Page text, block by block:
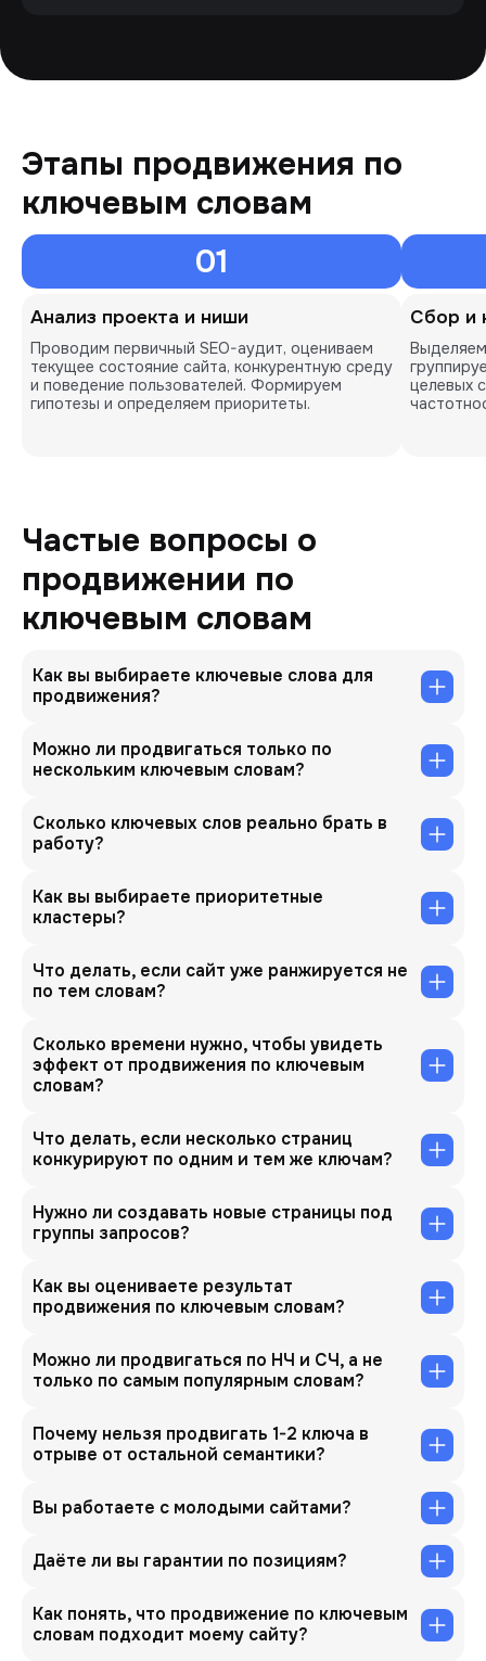
Этапы продвижения по
ключевым словам
01
Анализ проекта и ниши
Проводим первичный SEO-аудит, оцениваем
текущее состояние сайта, конкурентную среду
и поведение пользователей. Формируем
гипотезы и определяем приоритеты.
Сбор и
целевых
Частые вопросы о
продвижении по
ключевым словам
Как вы выбираете ключевые слова для
продвижения?
Можно ли продвигаться только по
нескольким ключевым словам?
Сколько ключевых слов реально брать в
работу?
Как вы выбираете приоритетные
кластеры?
Что делать, если сайт уже ранжируется не
по тем словам?
Сколько времени нужно, чтобы увидеть
эффект от продвижения по ключевым
словам?
Что делать, если несколько страниц
конкурируют по одним и тем же ключам?
Нужно ли создавать новые страницы под
группы запросов?
Как вы оцениваете результат
продвижения по ключевым словам?
Можно ли продвигаться по НЧ и СЧ, а не
только по самым популярным словам?
Почему нельзя продвигать 1-2 ключа в
отрыве от остальной семантики?
Вы работаете с молодыми сайтами?
Даёте ли вы гарантии по позициям?
Как понять, что продвижение по ключевым
словам подходит моему сайту?